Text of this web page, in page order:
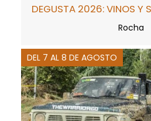
DEGUSTA 2026: VINOS Y
Rocha
DEL 7 AL 8 DE AGOSTO